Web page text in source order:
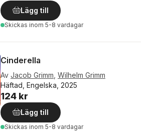
Lägg till
Skickas inom 5-8 vardagar
Cinderella
Av Jacob Grimm Wilhelm Grimm
Häftad, Engelska, 2025
124 kr
Lägg till
Skickas inom 5-8 vardagar